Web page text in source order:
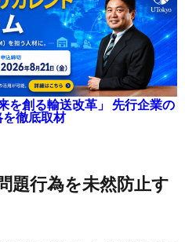
を創る輸送改革」 先行企業の
徹底取材